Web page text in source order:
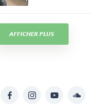
AFFICHER PLUS
FacebookInstagramYouTube